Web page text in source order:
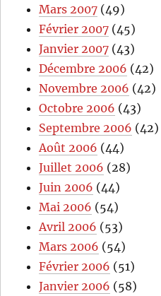
Mars 2007 (49)
Février 2007 (45)
Janvier 2007 (43)
Décembre 2006 (42)
Novembre 2006 (42)
Octobre 2006 (43)
Septembre 2006 (42)
Août 2006 (44)
Juillet 2006 (28)
Juin 2006 (44)
Mai 2006 (54)
Avril 2006 (53)
Mars 2006 (54)
Février 2006 (51)
Janvier 2006 (58)